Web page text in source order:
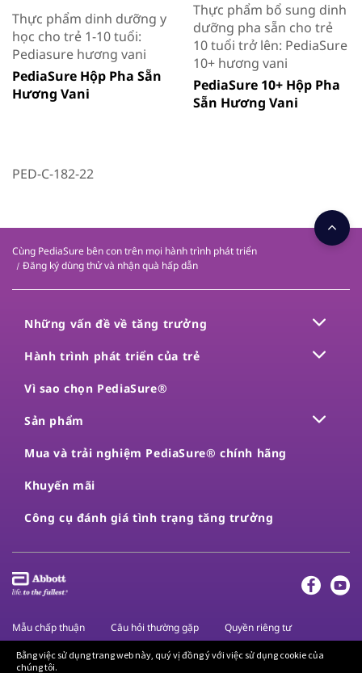
Thực phẩm dinh dưỡng y
học cho trẻ 1-10 tuổi:
Pediasure hương vani
PediaSure Hộp Pha Sẵn
Hương Vani
Thực phẩm bổ sung dinh
dưỡng pha sẵn cho trẻ
10 tuổi trở lên: PediaSure
10+ hương vani
PediaSure 10+ Hộp Pha
Sẵn Hương Vani
PED-C-182-22
Cùng PediaSure bên con trên mọi hành trình phát triển
Đăng ký dùng thử và nhận quà hấp dẫn
Những vấn đề về tăng trưởng
Hành trình phát triển của trẻ
Vì sao chọn PediaSure®
Sản phẩm
Mua và trải nghiệm PediaSure® chính hãng
Khuyến mãi
Công cụ đánh giá tình trạng tăng trưởng
Mẫu chấp thuận Câu hỏi thường gặp
Quyền riêng tư
Điều khoản và điều kiện
Liên hệ Trang chủ
Bằng việc sử dụng trang web này, quý vị đồng ý với việc sử dụng cookie của
chúng tôi.